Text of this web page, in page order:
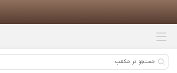
محصولات پیشنهادی
هندزفری بلوتوثی ناتینگ مدل Nothing